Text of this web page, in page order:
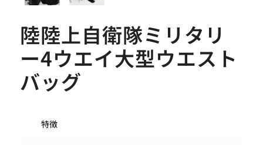
陸陸上自衛隊ミリタリ
ー4ウエイ大型ウエスト
バッグ
特徴